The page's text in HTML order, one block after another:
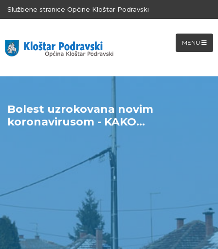
Službene stranice Općine Kloštar Podravski
MENU
Bolest uzrokovana novim
koronavirusom - KAKO...